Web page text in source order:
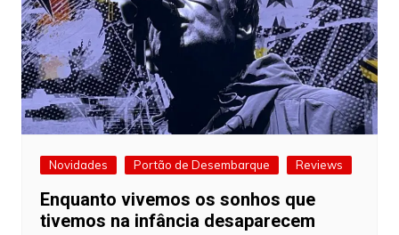
Novidades Portão de Desembarque Reviews
Enquanto vivemos os sonhos que
tivemos na infância desaparecem